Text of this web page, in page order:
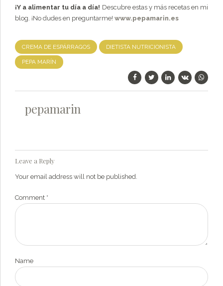
¡Y a alimentar tu día a día! Descubre estas y más recetas en mi
blog. ¡No dudes en preguntarme! www.pepamarin.es
CREMA DE ESPÁRRAGOS DIETISTA NUTRICIONISTA
PEPA MARÍN
pepamarin
Leave a Reply
Your email address will not be published.
Comment *
Name